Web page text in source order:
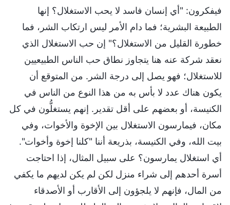
فيفكرون: "أي إنسان فاسد لا يحب الاستغلال؟ إنها
الطبيعة البشرية؛ فما دام الأمر ليس ارتكاب الشر، فما
خطورة القليل من الاستغلال؟" إن حب الاستغلال الذي
نعقد شركة عنه هنا يتجاوز نطاق حب الناس الطبيعيين
للاستغلال؛ فهو يصل إلى درجة الشر. من المتوقع أن
يكون هناك عدد لا بأس به من هذا النوع من الناس في
الكنيسة، أو بعضهم على أقل تقدير. إنهم يستغلُّون في كل
مكان، فيمارسون الاستغلال بين الإخوة والأخوات، وفي
بيت الله، وفي الكنيسة، بذريعة أننا "كلنا إخوة وأخوات".
أي استغلال يمارسون؟ على سبيل المثال، إذا احتاجت
أسرة أحدهم إلى شراء منزل لكن لم يكن لديهم ما يكفي
من المال، فإنهم لا يلجؤون إلى الأقارب أو الأصدقاء